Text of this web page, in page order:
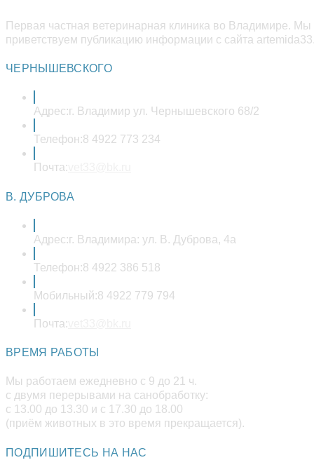
Первая частная ветеринарная клиника во Владимире.
приветствуем публикацию информации с сайта
ЧЕРНЫШЕВСКОГО
Адрес:г. Владимир ул. Чернышевского 68/2
Телефон:8 4922 773 234
Почта:
В. ДУБРОВА
Адрес:г. Владимира: ул. В. Дуброва, 4а
Телефон:8 4922 386 518
Мобильный:8 4922 779 794
Почта:
ВРЕМЯ РАБОТЫ
Мы работаем ежедневно с 9 до 21 ч.
с двумя перерывами на санобработку:
с 13.00 до 13.30 и с 17.30 до 18.00
(приём животных в это время прекращается).
ПОДПИШИТЕСЬ НА НАС